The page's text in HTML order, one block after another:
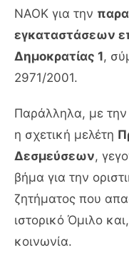
ΝΑΟΚ για την
εγκαταστάσεων
Δημοκρατίας 1,
2971/2001.
Παράλληλα, με την
η σχετική μελέτη
Δεσμεύσεων,
βήμα για την
ζητήματος που
ιστορικό Όμιλο
κοινωνία.